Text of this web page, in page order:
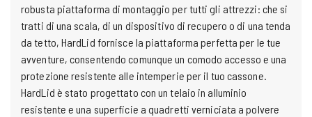
robusta piattaforma di montaggio per tutti gli attrezzi: che si
tratti di una scala, di un dispositivo di recupero o di una tenda
da tetto, HardLid fornisce la piattaforma perfetta per le tue
avventure, consentendo comunque un comodo accesso e una
protezione resistente alle intemperie per il tuo cassone.
HardLid è stato progettato con un telaio in alluminio
resistente e una superficie a quadretti verniciata a polvere